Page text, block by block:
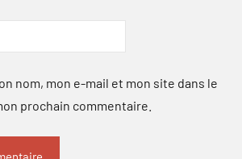
nom, mon e-mail et mon site dans le
prochain commentaire.